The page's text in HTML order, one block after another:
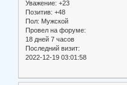
Уважение: +23
Позитив: +48
Пол: Мужской
Провел на форуме:
18 дней 7 часов
Последний визит:
2022-12-19 03:01:58